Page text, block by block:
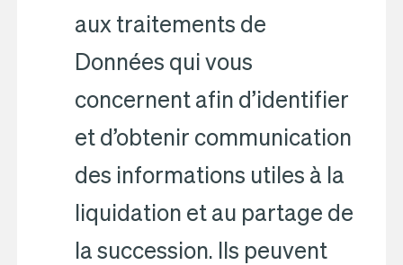
aux traitements de
Données qui vous
concernent afin d’identifier
et d’obtenir communication
des informations utiles à la
liquidation et au partage de
la succession. Ils peuvent